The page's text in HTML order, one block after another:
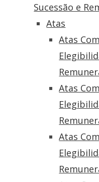
Sucessão e
Atas
Atas
Atas
Atas